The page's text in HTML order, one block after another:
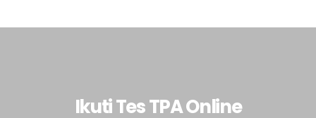
Ikuti Tes TPA Online